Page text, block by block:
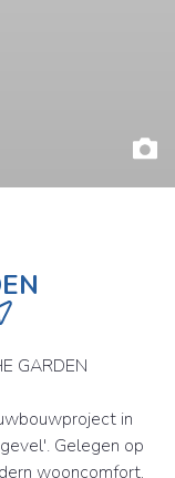
GARDEN
in
Gelegen op
wooncomfort,